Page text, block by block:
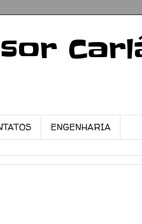
ENGENHARIA